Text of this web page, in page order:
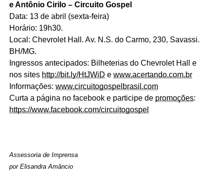
e Antônio Cirilo – Circuito Gospel
Data: 13 de abril (sexta-feira)
Horário: 19h30.
Local: Chevrolet Hall. Av. N.S. do Carmo, 230, Savassi.
BH/MG.
Ingressos antecipados: Bilheterias do Chevrolet Hall e
nos sites http://bit.ly/HtJWiD e www.acertando.com.br
Informações: www.circuitogospelbrasil.com
Curta a página no facebook e participe de promoções:
https://www.facebook.com/circuitogospel
Assessoria de Imprensa
por Elisandra Amâncio